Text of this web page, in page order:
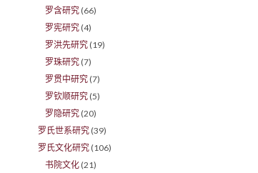
罗含研究 (66)
罗宪研究 (4)
罗洪先研究 (19)
罗珠研究 (7)
罗贯中研究 (7)
罗钦顺研究 (5)
罗隐研究 (20)
罗氏世系研究 (39)
罗氏文化研究 (106)
书院文化 (21)